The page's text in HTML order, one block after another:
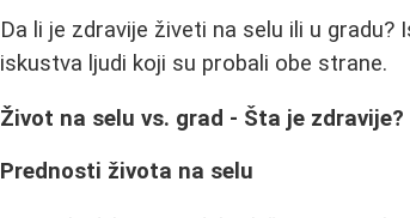
Da li je zdravije živeti na selu ili u
iskustva ljudi koji su probali obe strane.
Život na selu vs. grad - Šta je zdravije?
Prednosti života na selu